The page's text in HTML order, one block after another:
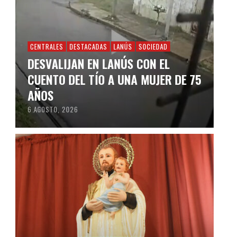
CENTRALES DESTACADAS LANÚS SOCIEDAD
DESVALIJAN EN LANÚS CON EL
CUENTO DEL TÍO A UNA MUJER DE 75
AÑOS
6 AGOSTO, 2026